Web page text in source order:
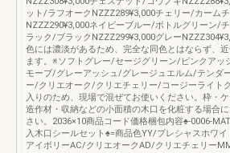
ット/ラフオークNZZZ289¥3,000チェリー/カーム
NZZZ290¥3,000ネイビーブルー/ボトルグリーン/
ラック/ブラックNZZZ299¥3,000グレー
色には濃淡があるため、完全な同色とはならず、
ます。※ソフトグレー/セージグリーン/ピンクアッ
モーブ/グレーアッシュ/グレージュエルム/テンダ
ー/クリエオーク/クリエチェリー/コージーライト
入りのため、現場で混ぜてお使いください。枠・ケ
造作材・収納などの小面積の木口を化粧する場合
さい。2036×10商品コード価格梱包内容♠-0006-
入木口シールセット♠=商品色YY/プレシャスホワ
アイボリーAC/クリエオークAD/クリエチェリー